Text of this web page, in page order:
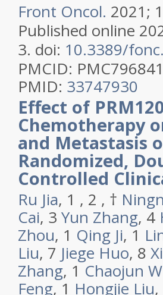
Front Oncol. 2021;
Published online
3. doi: 10.3389/
PMCID:
PMID: 33747930
Effect of
Chemotherapy
and Metastasis
Randomized,
Controlled
Ru Jia, 1 , 2 , †
Cai, 3 Yun Zhang, 4
Zhou, 1 Qing Ji, 1
Liu, 7 Jiege Huo, 8
Zhang, 1 Chaojun
Feng, 1 Hongjie Liu,